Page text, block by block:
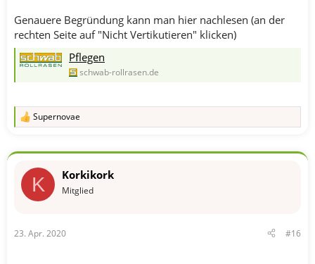
Genauere Begründung kann man hier nachlesen (an der
rechten Seite auf "Nicht Vertikutieren" klicken)
Pflegen
schwab-rollrasen.de
R
k
o
:
Supernovae
K Korkikork
Mitglied
23. Apr. 2020 #16